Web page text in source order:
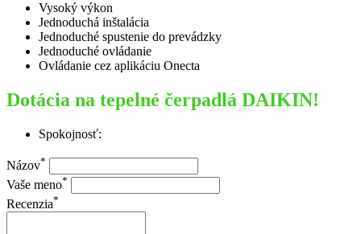
Vysoký výkon
Jednoduchá inštalácia
Jednoduché spustenie do prevádzky
Jednoduché ovládanie
Ovládanie cez aplikáciu Onecta
Dotácia na tepelné čerpadlá DAIKIN!
Spokojnosť:
Názov*
Vaše meno*
Recenzia*